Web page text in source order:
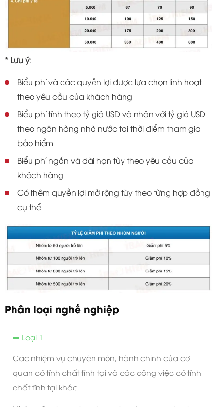
* Lưu ý:
Biểu phí và các quyền lợi được lựa chọn linh hoạt
theo yêu cầu của khách hàng
Biểu phí tính theo tỷ giá USD và nhân với tỷ giá USD
theo ngân hàng nhà nước tại thời điểm tham gia
bảo hiểm
Biểu phí ngắn và dài hạn tùy theo yêu cầu của
khách hàng
Có thêm quyền lợi mở rộng tùy theo từng hợp đồng
cụ thể
Phân loại nghề nghiệp
Loại 1
Các nhiệm vụ chuyên môn, hành chính của cơ
quan có tính chất tĩnh tại và các công việc có tính
chất tĩnh tại khác.